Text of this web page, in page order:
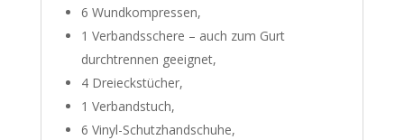
6 Wundkompressen,
1 Verbandsschere – auch zum Gurt
durchtrennen geeignet,
4 Dreieckstücher,
1 Verbandstuch,
6 Vinyl-Schutzhandschuhe,